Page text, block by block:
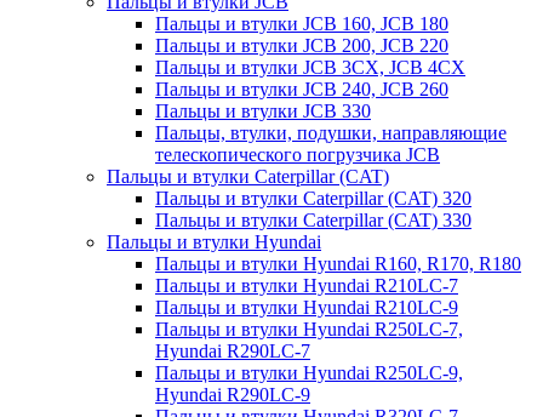
Пальцы и втулки JCB 160, JCB 180
Пальцы и втулки JCB 200, JCB 220
Пальцы и втулки JCB 3CX, JCB 4CX
Пальцы и втулки JCB 240, JCB 260
Пальцы и втулки JCB 330
Пальцы, втулки, подушки, направляющие
телескопического погрузчика JCB
Пальцы и втулки Caterpillar (CAT)
Пальцы и втулки Caterpillar (CAT) 320
Пальцы и втулки Caterpillar (CAT) 330
Пальцы и втулки Hyundai
Пальцы и втулки Hyundai R160, R170, R180
Пальцы и втулки Hyundai R210LC-7
Пальцы и втулки Hyundai R210LC-9
Пальцы и втулки Hyundai R250LC-7,
Hyundai R290LC-7
Пальцы и втулки Hyundai R250LC-9,
Hyundai R290LC-9